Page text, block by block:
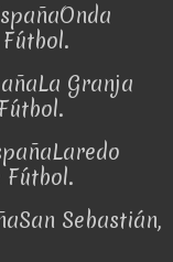
Granja
Fútbol.
Sebastián,